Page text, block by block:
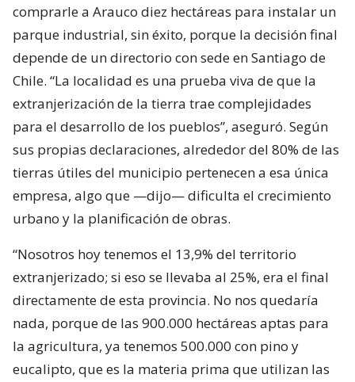
comprarle a Arauco diez hectáreas para instalar un
parque industrial, sin éxito, porque la decisión final
depende de un directorio con sede en Santiago de
Chile. “La localidad es una prueba viva de que la
extranjerización de la tierra trae complejidades
para el desarrollo de los pueblos”, aseguró. Según
sus propias declaraciones, alrededor del 80% de las
tierras útiles del municipio pertenecen a esa única
empresa, algo que —dijo— dificulta el crecimiento
urbano y la planificación de obras.
“Nosotros hoy tenemos el 13,9% del territorio
extranjerizado; si eso se llevaba al 25%, era el final
directamente de esta provincia. No nos quedaría
nada, porque de las 900.000 hectáreas aptas para
la agricultura, ya tenemos 500.000 con pino y
eucalipto, que es la materia prima que utilizan las